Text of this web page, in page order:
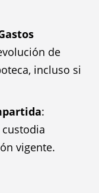
de
incluso si
:
vigente.